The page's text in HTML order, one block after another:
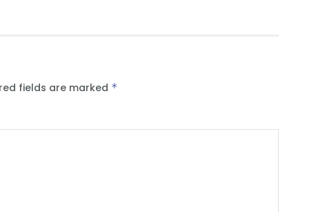
fields are marked *